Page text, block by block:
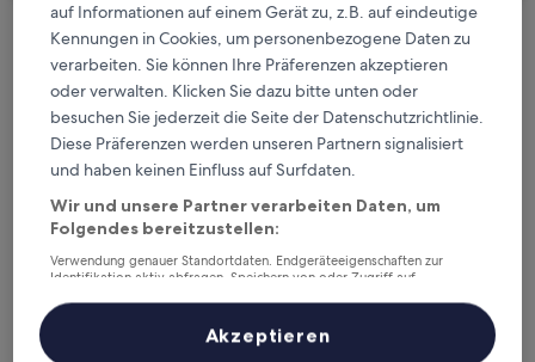
Kostenlose Stornierung bei
Planänderungen
Verdiene Prämien für jede
wahrgenommene Übernachtung
Mehr sparen mit Preisen für Mitglieder
Überprüfe die Preise für diese Daten
auf Informationen auf einem Gerät zu, z.B. auf eindeutige
Kennungen in Cookies, um personenbezogene Daten zu
verarbeiten. Sie können Ihre Präferenzen akzeptieren
oder verwalten. Klicken Sie dazu bitte unten oder
besuchen Sie jederzeit die Seite der Datenschutzrichtlinie.
Diese Präferenzen werden unseren Partnern signalisiert
und haben keinen Einfluss auf Surfdaten.
Wir und unsere Partner verarbeiten Daten, um
Folgendes bereitzustellen:
Verwendung genauer Standortdaten. Endgeräteeigenschaften zur
Identifikation aktiv abfragen. Speichern von oder Zugriff auf
Inhalte, Messung von Werbeleistung und der Performance von Inhalten,
Zielgruppenforschung sowie Entwicklung und Verbesserung von
Akzeptieren